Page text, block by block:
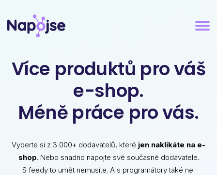
Více produktů pro váš
e-shop.
Méně práce pro vás.
Vyberte si z 3 000+ dodavatelů, které jen naklikáte na e-
shop. Nebo snadno napojte své současné dodavatele.
S feedy to umět nemusíte. A s programátory také ne.